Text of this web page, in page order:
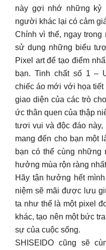
này gợi nhớ những kỷ
người khác lại có cảm
️Chính vì thế, ngay trong
sử dụng những biểu
Pixel art để tạo điểm
bạn. Tinh chất số 1 –
chiếc áo mới với họa
giao diện của các trò
ức thân quen của thập
tươi vui và độc đáo này,
mang đến cho bạn một
bạn có thể cùng những
hưởng mùa rộn ràng
Hãy tận hưởng hết
niệm sẽ mãi được lưu
ta như thể là một pixel
khác, tạo nên một bức
sự của cuộc sống.
SHISEIDO cũng sẽ